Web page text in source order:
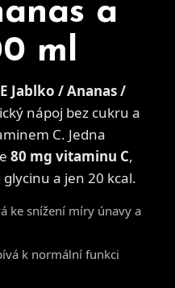
a
ml
Jablko / Ananas /
nápoj bez cukru a
C. Jedna
80 mg vitaminu C,
a jen 20 kcal.
ke snížení míry únavy a
k normální funkci